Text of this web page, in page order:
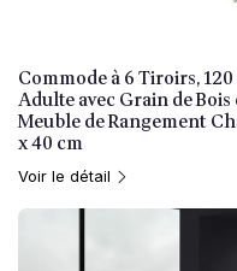
Commode à 6 Tiroirs,
Adulte avec Grain de
Meuble de Rangement
x 40 cm
Voir le détail